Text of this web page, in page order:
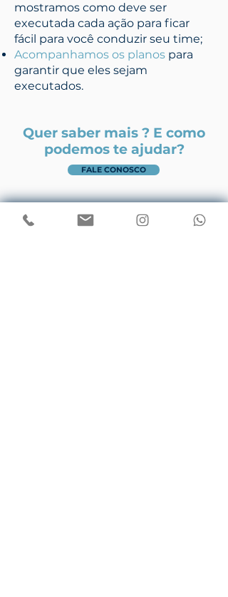
mostramos como deve ser
executada cada ação para ficar
fácil para você conduzir seu time;
Acompanhamos os planos para
garantir que eles sejam
executados.
Quer saber mais ? E como
podemos te ajudar?
FALE CONOSCO